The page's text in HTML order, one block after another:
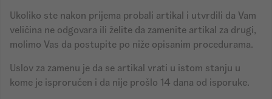
Ukoliko ste nakon prijema probali artikal i utvrdili da Vam
veličina ne odgovara ili želite da zamenite artikal za drugi,
molimo Vas da postupite po niže opisanim procedurama.
Uslov za zamenu je da se artikal vrati u istom stanju u
kome je isproručen i da nije prošlo 14 dana od isporuke.